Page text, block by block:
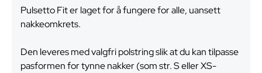
Pulsetto Fit er laget for å fungere for alle, uansett
nakkeomkrets.
Den leveres med valgfri polstring slik at du kan tilpasse
pasformen for tynne nakker (som str. S eller XS-